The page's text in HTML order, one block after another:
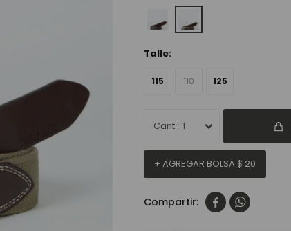
Talle:
115 110 125
1
+ AGREGAR BOLSA $ 20
 